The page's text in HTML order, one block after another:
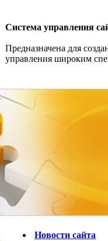
Система управления
Предназначена для
управления широким
Новости сайта